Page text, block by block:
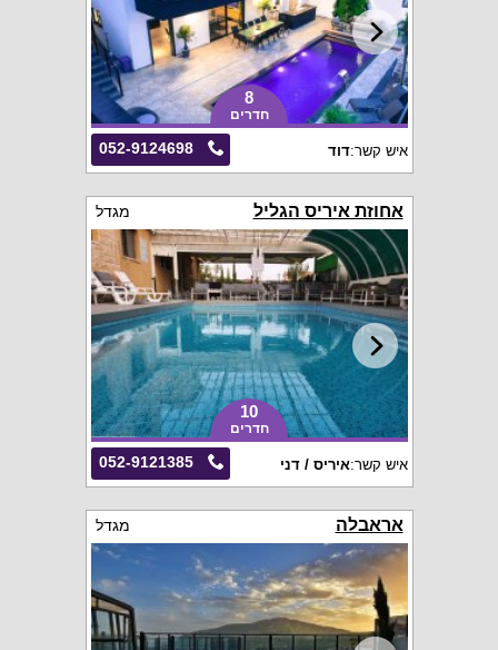
8
חדרים
052-9124698 איש קשר:דוד
אחוזת איריס הגליל מגדל
10
חדרים
052-9121385 איש קשר:איריס / דני
אראבלה מגדל